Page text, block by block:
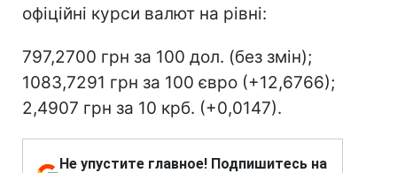
офіційні курси валют на рівні:
797,2700 грн за 100 дол. (без змін);
1083,7291 грн за 100 євро (+12,6766);
2,4907 грн за 10 крб. (+0,0147).
Не упустите главное! Подпишитесь на